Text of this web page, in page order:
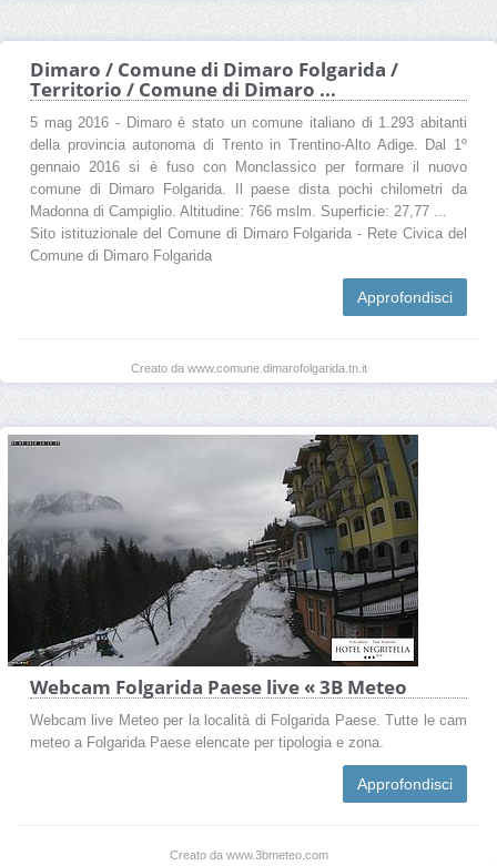
Dimaro / Comune di Dimaro Folgarida /
Territorio / Comune di Dimaro ...
5 mag 2016 - Dimaro è stato un comune italiano di 1.293 abitanti
della provincia autonoma di Trento in Trentino-Alto Adige. Dal 1º
gennaio 2016 si è fuso con Monclassico per formare il nuovo
comune di Dimaro Folgarida. Il paese dista pochi chilometri da
Madonna di Campiglio. Altitudine: 766 mslm. Superficie: 27,77 ...
Sito istituzionale del Comune di Dimaro Folgarida - Rete Civica del
Comune di Dimaro Folgarida
Approfondisci
Creato da www.comune.dimarofolgarida.tn.it
Webcam Folgarida Paese live « 3B Meteo
Webcam live Meteo per la località di Folgarida Paese. Tutte le cam
meteo a Folgarida Paese elencate per tipologia e zona.
Approfondisci
Creato da www.3bmeteo.com